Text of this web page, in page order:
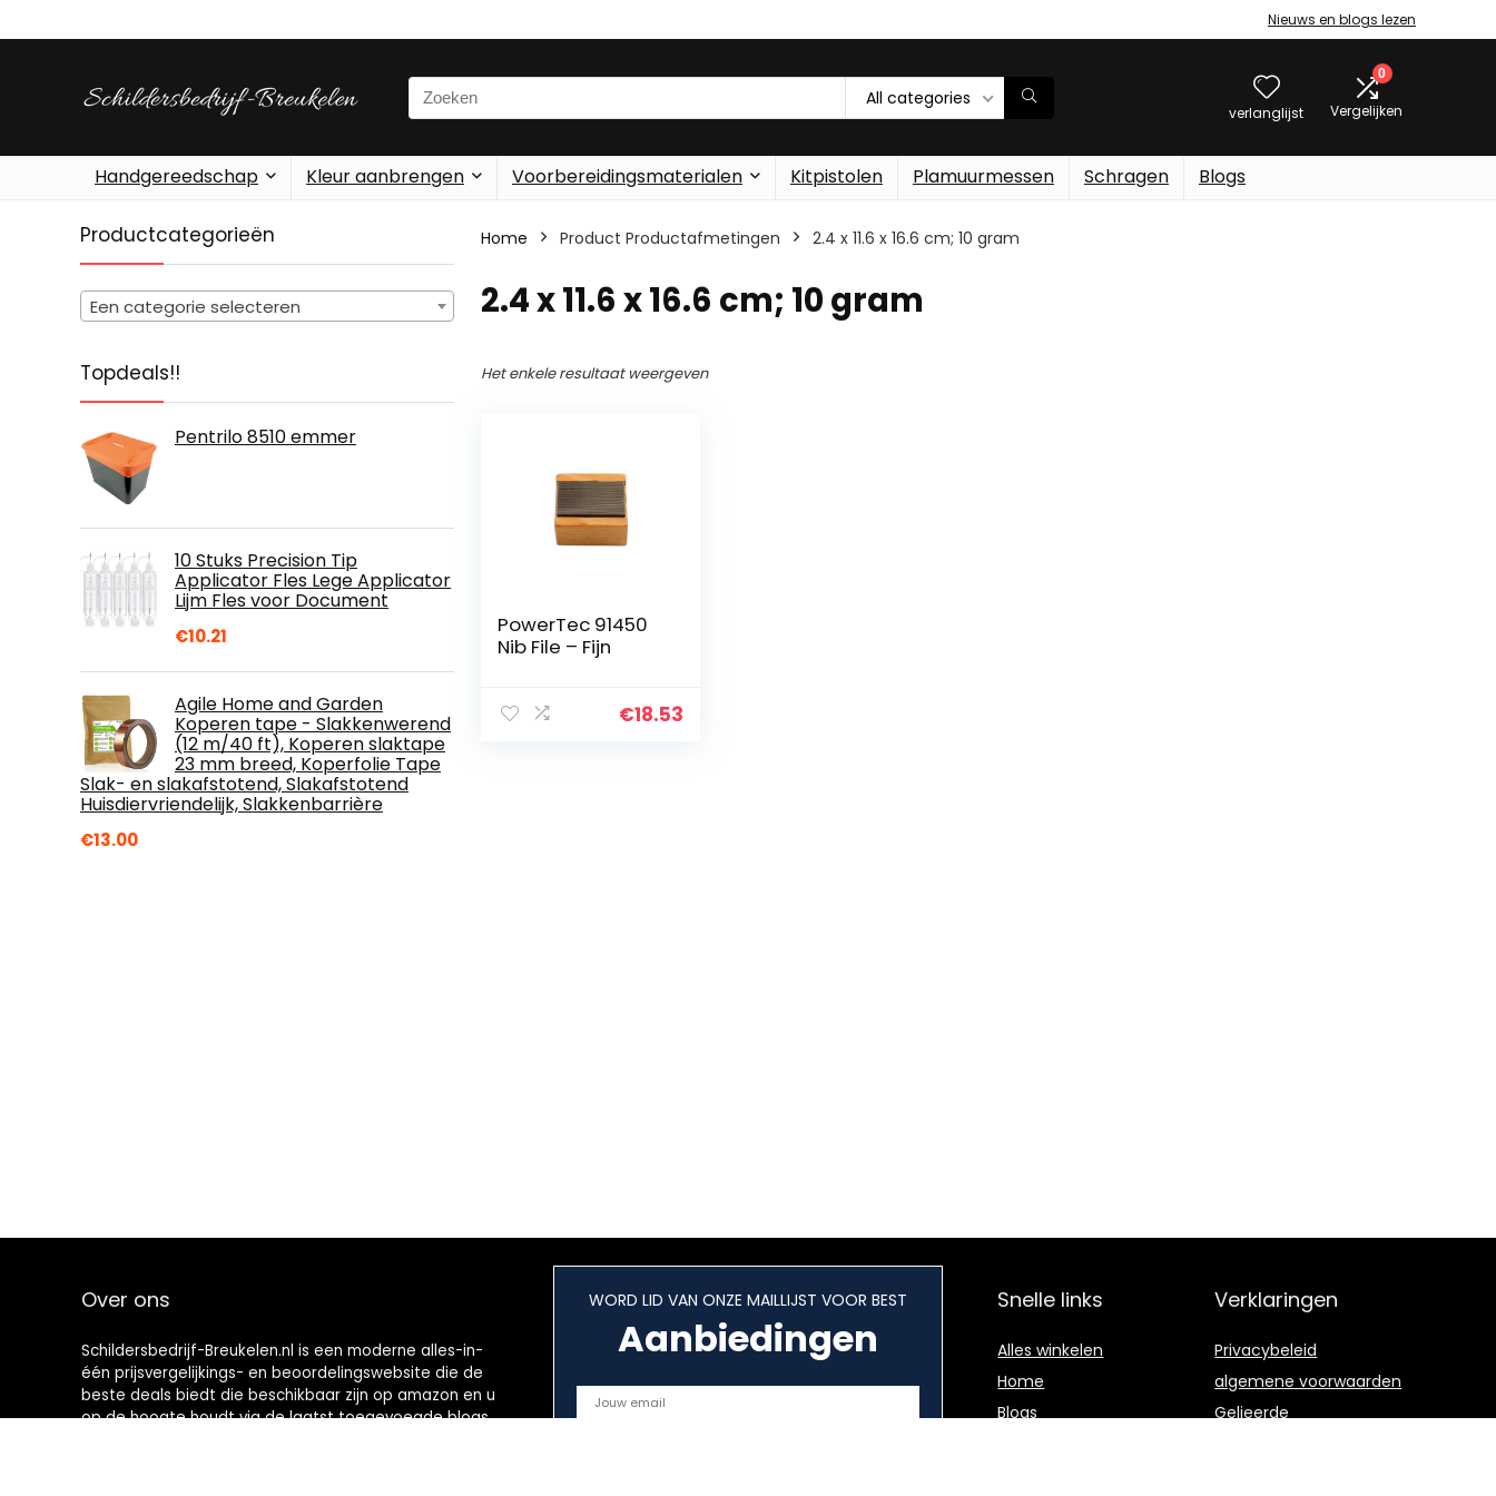
Nieuws en blogs lezen
Search
for:
All categories
verlanglijst
0
Vergelijken
Handgereedschap Kleur aanbrengen Voorbereidingsmaterialen Kitpistolen Plamuurmessen Schragen Blogs
Productcategorieën
Een categorie selecteren
Topdeals!!
Pentrilo 8510 emmer
10 Stuks Precision Tip
Applicator Fles Lege Applicator
Lijm Fles voor Document
€10.21
Agile Home and Garden
Koperen tape - Slakkenwerend
(12 m/40 ft), Koperen slaktape
23 mm breed, Koperfolie Tape
Slak- en slakafstotend, Slakafstotend
Huisdiervriendelijk, Slakkenbarrière
€13.00
Home Product Productafmetingen ‎2.4 x 11.6 x 16.6 cm; 10 gram
‎2.4 x 11.6 x 16.6 cm; 10 gram
Het enkele resultaat weergeven
PowerTec 91450
Nib File – Fijn
€18.53
Over ons
Schildersbedrijf-Breukelen.nl is een moderne alles-in-
één prijsvergelijkings- en beoordelingswebsite die de
beste deals biedt die beschikbaar zijn op amazon en u
op de hoogte houdt via de laatst toegevoegde blogs.
WORD LID VAN ONZE MAILLIJST VOOR BEST
Aanbiedingen
Snelle links
Alles winkelen
Home
Blogs
Verklaringen
Privacybeleid
algemene voorwaarden
Gelieerde